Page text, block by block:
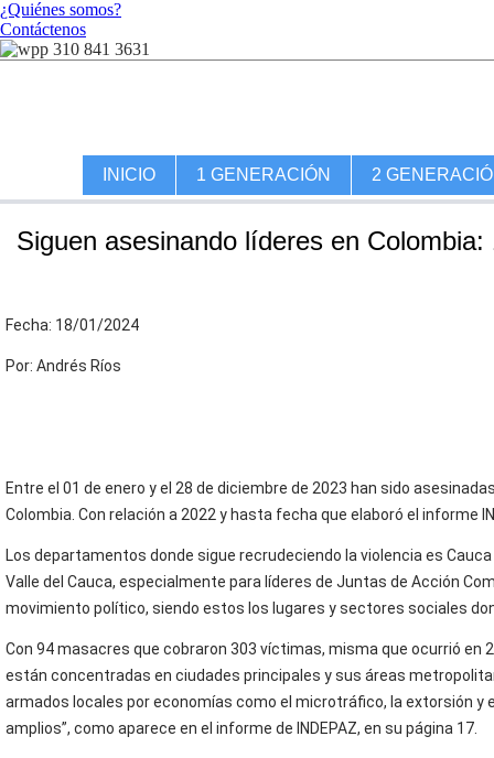
¿Quiénes somos?
Contáctenos
310 841 3631
INICIO 1 GENERACIÓN 2
Siguen asesinando líderes en
Fecha: 18/01/2024
Por: Andrés Ríos
Entre el 01 de enero y el 28 de diciembre de 2023 han sido
Colombia. Con relación a 2022 y hasta fecha que elaboró el informe
Los departamentos donde sigue recrudeciendo la violencia es
Valle del Cauca, especialmente para líderes de Juntas de Acción
movimiento político, siendo estos los lugares y sectores sociales
Con 94 masacres que cobraron 303 víctimas, misma que ocurrió en
están concentradas en ciudades principales y sus áreas
armados locales por economías como el microtráfico, la extorsión
amplios”, como aparece en el informe de INDEPAZ, en su página 17.